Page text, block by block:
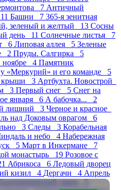
7 Античный
Башни 7 365-я зенитная
зеленый и желтый 13 Сосны
день 11 Солнечные листья 7
6 Липовая аллея 5 Зеленые
2 Пруды. Салгирка 5
ноябре 4 Памятник
«Меркурий» и его команде 5
крыши 3 Артбухта. Новострой
3 Первый снег 5 Снег на
января 6 А бабочка... 2
лишний 3 Черное и красное
над Доковым оврагом 6
3 Следы 3 Корабельная
и небо 4 Набережная
5 Март в Инкермане 7
монастырь 19 Розовое с
Абрикоса 6 Ледовый дворец
кизил 4 Дергачи 4 Апрель
сквер 5